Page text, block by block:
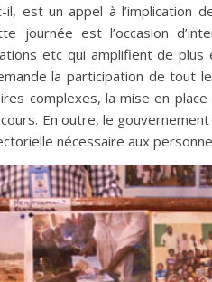
est un appel à l’implication
journée est l’occasion
etc qui amplifient de
la participation de tout
complexes, la mise en place
En outre, le
nécessaire aux